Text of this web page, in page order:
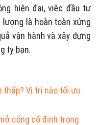
hiện đại, việc đầu tư
là hoàn toàn xứng
vận hành và xây dựng
ty bạn.
thấp? Vị trí nào tối ưu
cổng cố định trong